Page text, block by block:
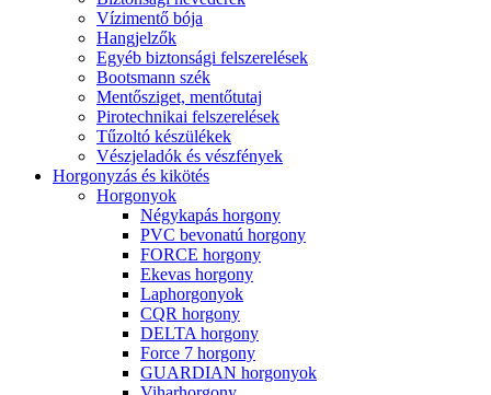
Vízimentő bója
Hangjelzők
Egyéb biztonsági felszerelések
Bootsmann szék
Mentősziget, mentőtutaj
Pirotechnikai felszerelések
Tűzoltó készülékek
Vészjeladók és vészfények
Horgonyzás és kikötés
Horgonyok
Négykapás horgony
PVC bevonatú horgony
FORCE horgony
Ekevas horgony
Laphorgonyok
CQR horgony
DELTA horgony
Force 7 horgony
GUARDIAN horgonyok